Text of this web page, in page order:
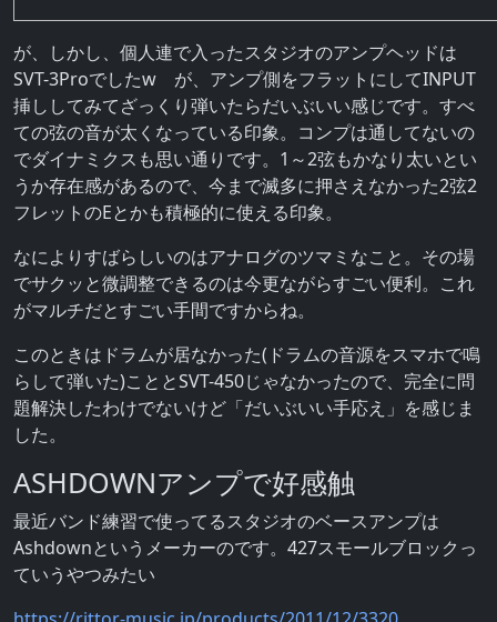
が、しかし、個人連で入ったスタジオのアンプヘッドは
SVT-3Proでしたw が、アンプ側をフラットにしてINPUT
挿ししてみてざっくり弾いたらだいぶいい感じです。すべ
ての弦の音が太くなっている印象。コンプは通してないの
でダイナミクスも思い通りです。1～2弦もかなり太いとい
うか存在感があるので、今まで滅多に押さえなかった2弦2
フレットのEとかも積極的に使える印象。
なによりすばらしいのはアナログのツマミなこと。その場
でサクッと微調整できるのは今更ながらすごい便利。これ
がマルチだとすごい手間ですからね。
このときはドラムが居なかった(ドラムの音源をスマホで鳴
らして弾いた)こととSVT-450じゃなかったので、完全に問
題解決したわけでないけど「だいぶいい手応え」を感じま
した。
ASHDOWNアンプで好感触
最近バンド練習で使ってるスタジオのベースアンプは
Ashdownというメーカーのです。427スモールブロックっ
ていうやつみたい